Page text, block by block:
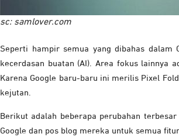
sc: samlover.com
Seperti hampir semua yang dibahas dalam
kecerdasan buatan (AI). Area fokus lainnya
Karena Google baru-baru ini merilis Pixel
kejutan.
Berikut adalah beberapa perubahan
Google dan pos blog mereka untuk semua